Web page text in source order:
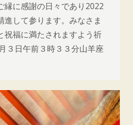
縁に感謝の日々であり2022
進して参ります。みなさま
祝福に満たされますよう祈
３日午前３時３３分山羊座